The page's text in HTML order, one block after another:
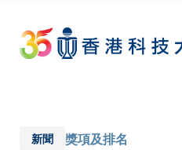
main
content
新聞 獎項及排名